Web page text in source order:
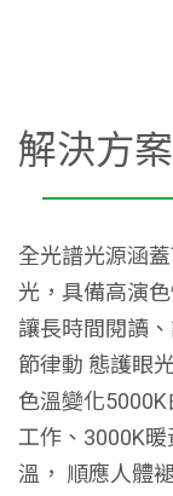
解決方
全光譜光源涵
光，具備高演
讓長時間閱讀
節律動 態護眼
色溫變化
工作、3000K
溫， 順應人體